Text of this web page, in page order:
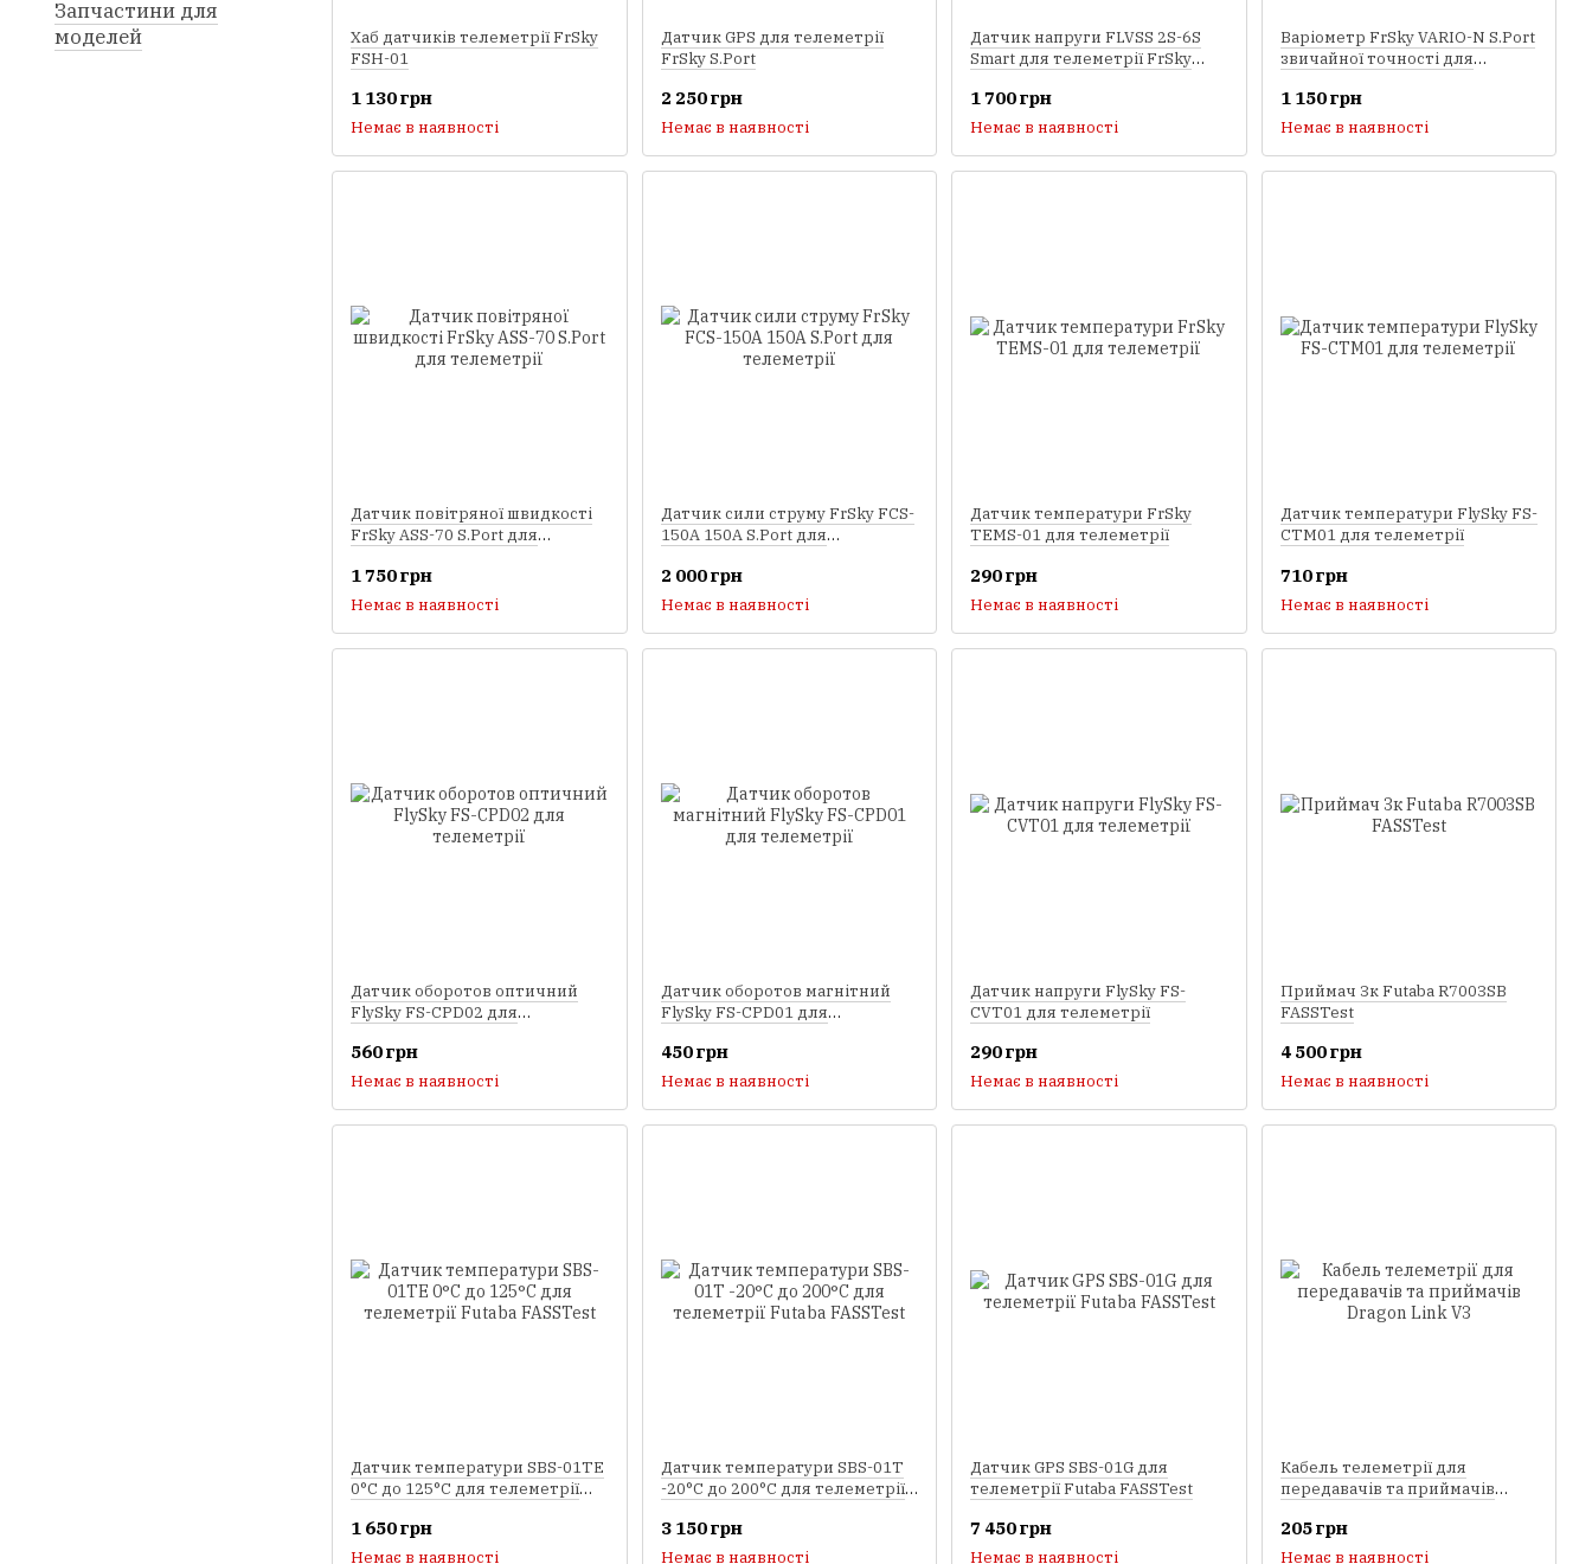
Хаб датчиків телеметрії FrSky
FSH-01
1 130 грн
Немає в наявності
Датчик GPS для телеметрії
FrSky S.Port
2 250 грн
Немає в наявності
Датчик напруги FLVSS 2S-6S
Smart для телеметрії FrSky
1 700 грн
Немає в наявності
Варіометр FrSky VARIO-N S.Port
звичайної точності для
1 150 грн
Немає в наявності
Датчик повітряної швидкості
FrSky ASS-70 S.Port для
1 750 грн
Немає в наявності
Датчик сили струму FrSky FCS-
150A 150A S.Port для
2 000 грн
Немає в наявності
Датчик температури FrSky
TEMS-01 для телеметрії
290 грн
Немає в наявності
Датчик температури FlySky FS-
CTM01 для телеметрії
710 грн
Немає в наявності
Датчик оборотов оптичний
FlySky FS-CPD02 для
560 грн
Немає в наявності
Датчик оборотов магнітний
FlySky FS-CPD01 для
450 грн
Немає в наявності
Датчик напруги FlySky FS-
CVT01 для телеметрії
290 грн
Немає в наявності
Приймач 3к Futaba R7003SB
FASSTest
4 500 грн
Немає в наявності
Датчик температури SBS-01TE
0°C до 125°C для телеметрії
1 650 грн
Немає в наявності
Датчик температури SBS-01T
-20°C до 200°C для телеметрії
3 150 грн
Немає в наявності
Датчик GPS SBS-01G для
телеметрії Futaba FASSTest
7 450 грн
Немає в наявності
Кабель телеметрії для
передавачів та приймачів
205 грн
Немає в наявності
Запчастини для
моделей